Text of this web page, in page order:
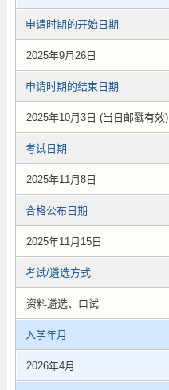
申请时期的开始日期
2025年9月26日
申请时期的结束日期
2025年10月3日 (当日邮戳有效)
考试日期
2025年11月8日
合格公布日期
2025年11月15日
考试/遴选方式
资料遴选、口试
入学年月
2026年4月